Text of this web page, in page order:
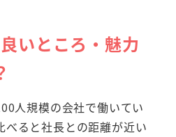
いところ・魅力
人規模の会社で働いてい
べると社長との距離が近い